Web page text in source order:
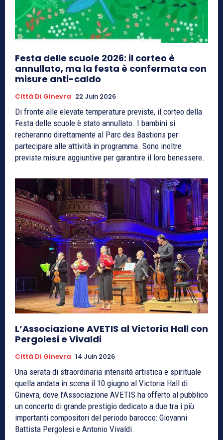
Festa delle scuole 2026: il corteo è
annullato, ma la festa è confermata con
misure anti-caldo
Città Di Ginevra 22 Juin 2026
Di fronte alle elevate temperature previste, il corteo della
Festa delle scuole è stato annullato. I bambini si
recheranno direttamente al Parc des Bastions per
partecipare alle attività in programma. Sono inoltre
previste misure aggiuntive per garantire il loro benessere.
L’Associazione AVETIS al Victoria Hall con
Pergolesi e Vivaldi
Città Di Ginevra 14 Juin 2026
Una serata di straordinaria intensità artistica e spirituale
quella andata in scena il 10 giugno al Victoria Hall di
Ginevra, dove l’Associazione AVETIS ha offerto al pubblico
un concerto di grande prestigio dedicato a due tra i più
importanti compositori del periodo barocco: Giovanni
Battista Pergolesi e Antonio Vivaldi.